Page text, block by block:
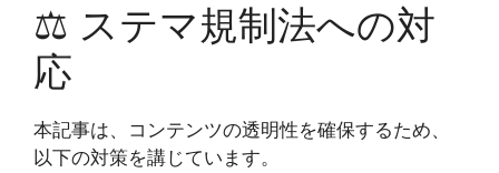
⚖️ ステマ規制法への対
応
本記事は、コンテンツの透明性を確保するため、
以下の対策を講じています。